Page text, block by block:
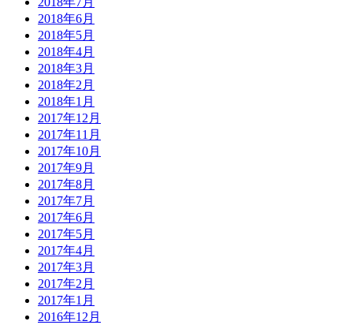
2018年6月
2018年5月
2018年4月
2018年3月
2018年2月
2018年1月
2017年12月
2017年11月
2017年10月
2017年9月
2017年8月
2017年7月
2017年6月
2017年5月
2017年4月
2017年3月
2017年2月
2017年1月
2016年12月